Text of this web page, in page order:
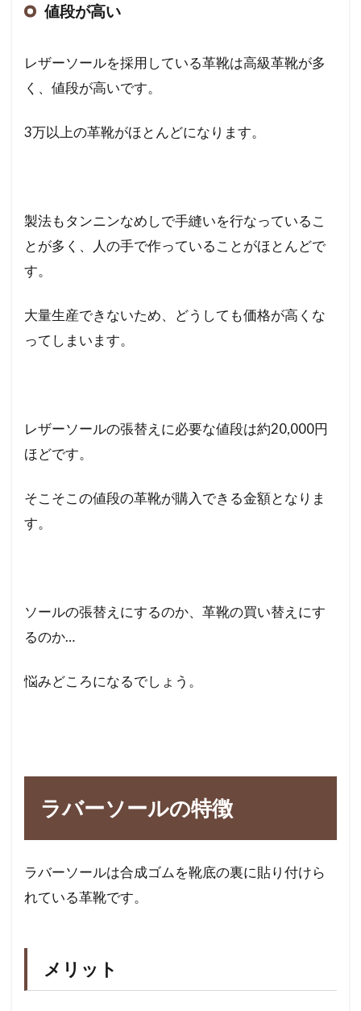
値段が高い
レザーソールを採用している革靴は高級革靴が多
く、値段が高いです。
3万以上の革靴がほとんどになります。
製法もタンニンなめしで手縫いを行なっているこ
とが多く、人の手で作っていることがほとんどで
す。
大量生産できないため、どうしても価格が高くな
ってしまいます。
レザーソールの張替えに必要な値段は約20,000円
ほどです。
そこそこの値段の革靴が購入できる金額となりま
す。
ソールの張替えにするのか、革靴の買い替えにす
るのか…
悩みどころになるでしょう。
ラバーソールの特徴
ラバーソールは合成ゴムを靴底の裏に貼り付けら
れている革靴です。
メリット